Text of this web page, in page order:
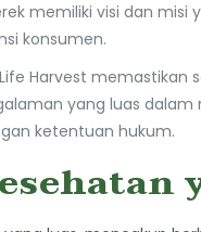
memiliki visi dan
konsumen.
Harvest memastikan
yang luas
ketentuan hukum.